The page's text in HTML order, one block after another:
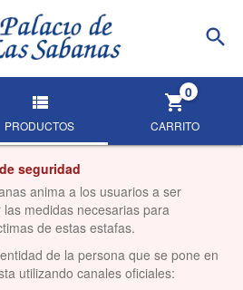
PRODUCTOS CARRITO
0
seguridad
anima a los usuarios a ser
medidas necesarias para
de estas estafas.
de la persona que se pone en
utilizando canales oficiales: